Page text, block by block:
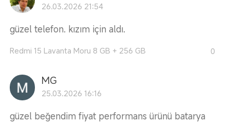
26.03.2026 21:54
güzel telefon. kızım için aldı.
Redmi 15 Lavanta Moru 8 GB + 256 GB 0
MG
25.03.2026 16:16
güzel beğendim fiyat performans ürünü batarya